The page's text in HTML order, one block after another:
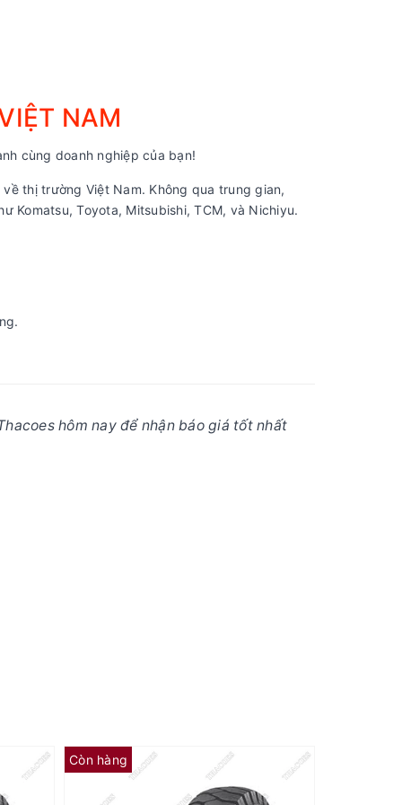
NAM
cùng doanh nghiệp của bạn!
về thị trường Việt Nam. Không qua trung gian,
Komatsu, Toyota, Mitsubishi, TCM, và Nichiyu.
hôm nay để nhận báo giá tốt nhất
8
Còn hàng
Lốp đặc Dunlop 21x8-9